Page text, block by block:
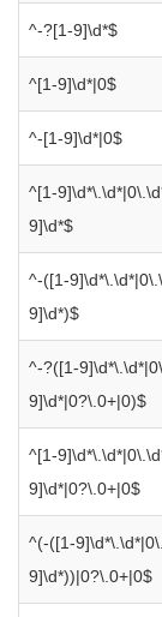
^-?[1-9]\d*$
^[1-9]\d*|0$
^-[1-9]\d*|0$
^[1-
9]\d*$
^-([1-
9]\d*)$
^-?([1-
9]\d*|0?\.0+|0)$
^[1-
9]\d*|0?\.0+|0$
^(-([1-
9]\d*))|0?\.0+|0$